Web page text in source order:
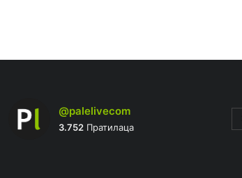
@palelivecom
3.752Пратилаца